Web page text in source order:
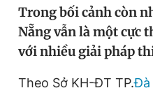
Tin thị trường
Đăng xuất
Trong bối cảnh còn
Nẵng vẫn là một cực
với nhiều giải pháp
Theo Sở KH-ĐT TP.Đà